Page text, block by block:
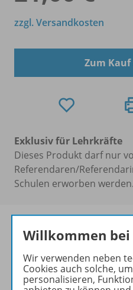
zzgl. Versandkosten
Zum
Exklusiv für Lehrkräfte
Dieses Produkt darf nur
Referendaren/
Schulen erworben werden.
Willkommen
Wir verwenden neben
Cookies auch solche,
personalisieren,